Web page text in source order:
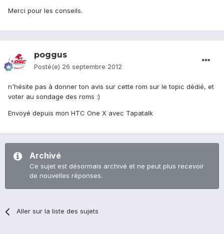
Merci pour les conseils.
poggus
Posté(e) 26 septembre 2012
n'hésite pas à donner ton avis sur cette rom sur le topic dédié, et
voter au sondage des roms :)
Envoyé depuis mon HTC One X avec Tapatalk
Archivé
Ce sujet est désormais archivé et ne peut plus recevoir
de nouvelles réponses.
Aller sur la liste des sujets